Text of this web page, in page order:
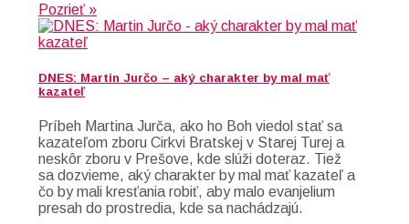
Pozrieť »
DNES: Martin Jurčo – aký charakter by mal mať
kazateľ
Príbeh Martina Jurča, ako ho Boh viedol stať sa
kazateľom zboru Cirkvi Bratskej v Starej Turej a
neskôr zboru v Prešove, kde slúži doteraz. Tiež
sa dozvieme, aký charakter by mal mať kazateľ a
čo by mali kresťania robiť, aby malo evanjelium
presah do prostredia, kde sa nachádzajú.